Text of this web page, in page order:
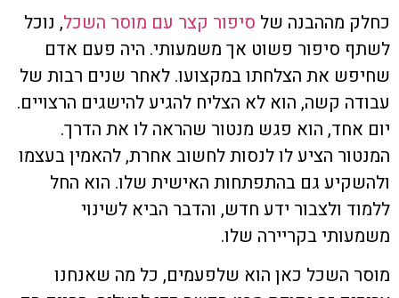
כחלק מההבנה של סיפור קצר עם מוסר השכל, נוכל
לשתף סיפור פשוט אך משמעותי. היה פעם אדם
שחיפש את הצלחתו במקצועו. לאחר שנים רבות של
עבודה קשה, הוא לא הצליח להגיע להישגים הרצויים.
יום אחד, הוא פגש מנטור שהראה לו את הדרך.
המנטור הציע לו לנסות לחשוב אחרת, להאמין בעצמו
ולהשקיע גם בהתפתחות האישית שלו. הוא החל
ללמוד ולצבור ידע חדש, והדבר הביא לשינוי
משמעותי בקריירה שלו.
מוסר השכל כאן הוא שלפעמים, כל מה שאנחנו